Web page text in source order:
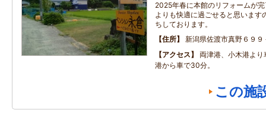
2025年春に本館のリフォームが
よりも快適に過ごせると思います
ちしております。
住所
新潟県佐渡市真野６９９
アクセス
両津港、小木港よ
港から車で30分。
この施